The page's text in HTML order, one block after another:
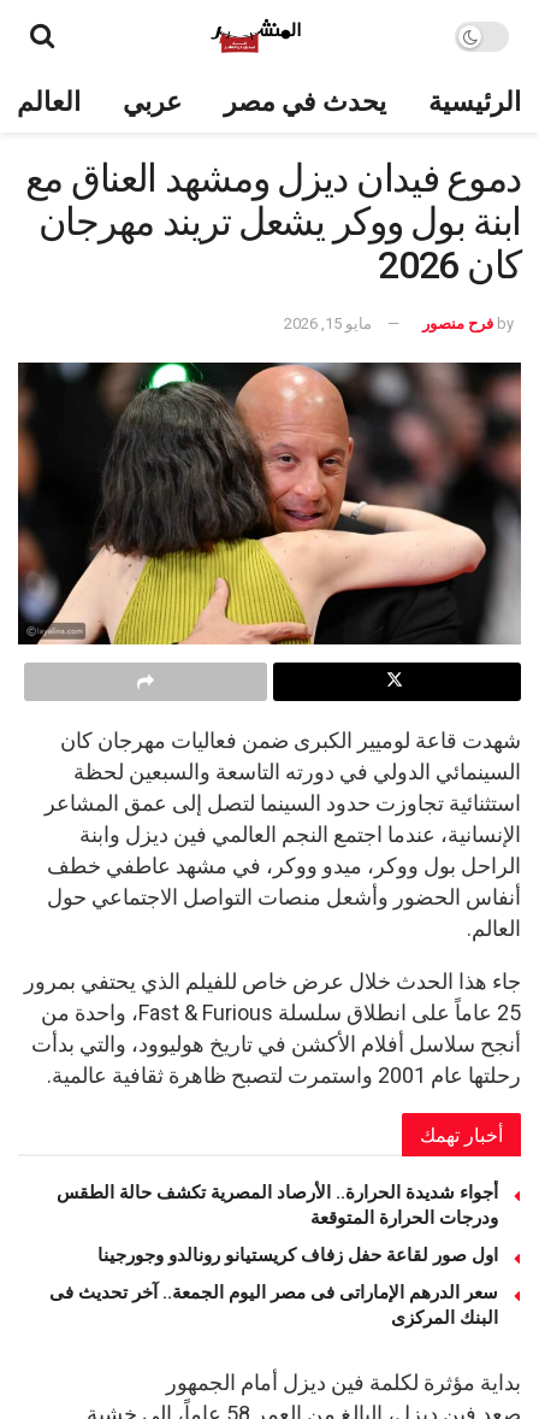
الرئيسية يحدث في مصر عربي العالم
دموع فيدان ديزل ومشهد العناق مع
ابنة بول ووكر يشعل تريند مهرجان
كان 2026
by فرح منصور مايو 15, 2026
شهدت قاعة لوميير الكبرى ضمن فعاليات مهرجان كان
السينمائي الدولي في دورته التاسعة والسبعين لحظة
استثنائية تجاوزت حدود السينما لتصل إلى عمق المشاعر
الإنسانية، عندما اجتمع النجم العالمي فين ديزل وابنة
الراحل بول ووكر، ميدو ووكر، في مشهد عاطفي خطف
أنفاس الحضور وأشعل منصات التواصل الاجتماعي حول
العالم.
جاء هذا الحدث خلال عرض خاص للفيلم الذي يحتفي بمرور
25 عاماً على انطلاق سلسلة Fast & Furious، واحدة من
أنجح سلاسل أفلام الأكشن في تاريخ هوليوود، والتي بدأت
رحلتها عام 2001 واستمرت لتصبح ظاهرة ثقافية عالمية.
أخبار تهمك
أجواء شديدة الحرارة.. الأرصاد المصرية تكشف حالة الطقس
ودرجات الحرارة المتوقعة
اول صور لقاعة حفل زفاف كريستيانو رونالدو وجورجينا
سعر الدرهم الإماراتى فى مصر اليوم الجمعة.. آخر تحديث فى
البنك المركزى
بداية مؤثرة لكلمة فين ديزل أمام الجمهور